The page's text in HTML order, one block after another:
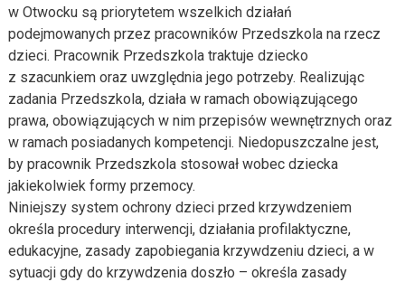
w Otwocku są priorytetem wszelkich działań
podejmowanych przez pracowników Przedszkola na rzecz
dzieci. Pracownik Przedszkola traktuje dziecko
z szacunkiem oraz uwzględnia jego potrzeby. Realizując
zadania Przedszkola, działa w ramach obowiązującego
prawa, obowiązujących w nim przepisów wewnętrznych oraz
w ramach posiadanych kompetencji. Niedopuszczalne jest,
by pracownik Przedszkola stosował wobec dziecka
jakiekolwiek formy przemocy.
Niniejszy system ochrony dzieci przed krzywdzeniem
określa procedury interwencji, działania profilaktyczne,
edukacyjne, zasady zapobiegania krzywdzeniu dzieci, a w
sytuacji gdy do krzywdzenia doszło – określa zasady